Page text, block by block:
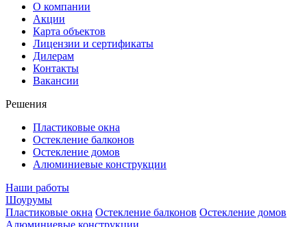
О компании
Акции
Карта объектов
Лицензии и сертификаты
Дилерам
Контакты
Вакансии
Решения
Пластиковые окна
Остекление балконов
Остекление домов
Алюминиевые конструкции
Наши работы
Шоурумы
Пластиковые окна Остекление балконов Остекление домов
Алюминиевые конструкции